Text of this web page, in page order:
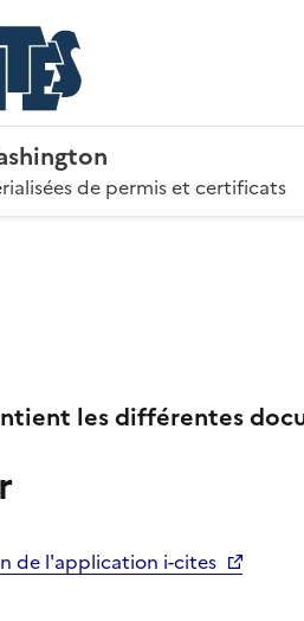
de permis et certificats
les différentes
de l'application i-cites